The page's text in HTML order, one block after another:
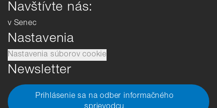
Navštívte nás:
v Senec
Nastavenia
Nastavenia súborov cookie
Newsletter
Prihlásenie sa na odber informačného